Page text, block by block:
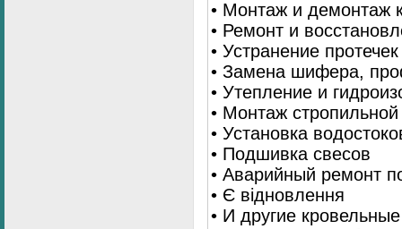
• Монтаж и демонтаж
• Ремонт и
• Устранение протечек
• Замена шифера,
• Утепление и
• Монтаж
• Установка
• Подшивка свесов
• Аварийный ремонт
• Є відновлення
• И другие